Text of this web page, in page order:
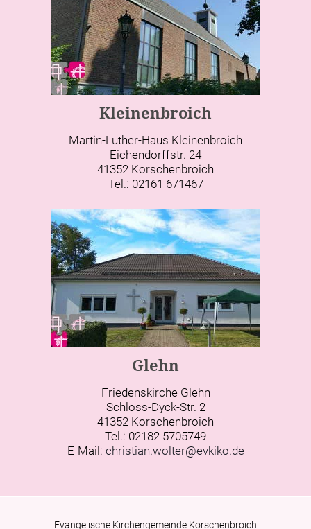
Kleinenbroich
Martin-Luther-Haus Kleinenbroich
Eichendorffstr. 24
41352 Korschenbroich
Tel.: 02161 671467
Glehn
Friedenskirche Glehn
Schloss-Dyck-Str. 2
41352 Korschenbroich
Tel.: 02182 5705749
E-Mail: christian.wolter@evkiko.de
Evangelische Kirchengemeinde Korschenbroich